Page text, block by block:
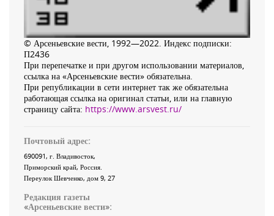
© Арсеньевские вести, 1992—2022. Индекс подписки:
П2436
При перепечатке и при другом использовании материалов,
ссылка на «Арсеньевские вести» обязательна.
При републикации в сети интернет так же обязательна
работающая ссылка на оригинал статьи, или на главную
страницу сайта: https://www.arsvest.ru/
Почтовый адрес:
690091, г. Владивосток,
Приморский край, Россия
Переулок Шевченко, дом 9, 27
Редакция газеты
«Арсеньевские вести»: